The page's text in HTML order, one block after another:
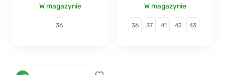
W magazynie
36
W magazynie
36 37 41 42 43